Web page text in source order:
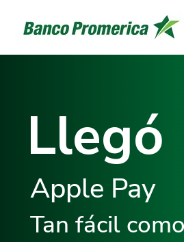
Llegó
Apple Pay
Tan fácil